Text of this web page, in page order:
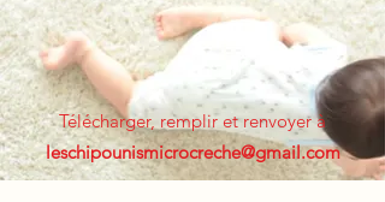
Télécharger, remplir et renvoyer à
leschipounismicrocreche@gmail.com